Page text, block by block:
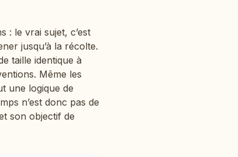
: le vrai sujet, c’est
jusqu’à la récolte.
taille identique à
Même les
une logique de
n’est donc pas de
son objectif de